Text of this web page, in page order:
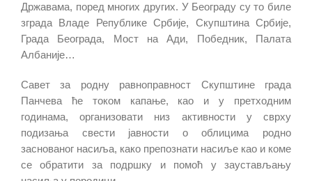
Државама, поред многих других. У Београду су то биле
зграда Владе Републике Србије, Скупштина Србије,
Града Београда, Мост на Ади, Победник, Палата
Албаније…
Савет за родну равноправност Скупштине града
Панчева ће током капање, као и у претходним
годинама, организовати низ активности у сврху
подизања свести јавности о облицима родно
заснованог насиља, како препознати насиље као и коме
се обратити за подршку и помоћ у заустављању